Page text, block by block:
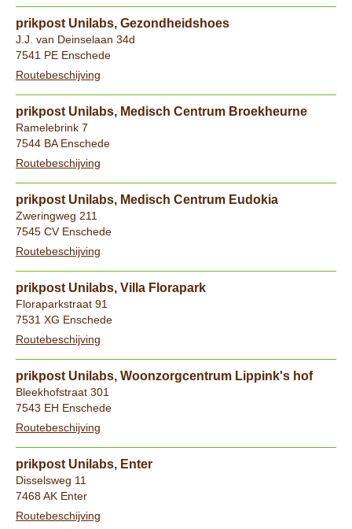
prikpost Unilabs, Gezondheidshoes
J.J. van Deinselaan 34d
7541 PE Enschede
Routebeschijving
prikpost Unilabs, Medisch Centrum Broekheurne
Ramelebrink 7
7544 BA Enschede
Routebeschijving
prikpost Unilabs, Medisch Centrum Eudokia
Zweringweg 211
7545 CV Enschede
Routebeschijving
prikpost Unilabs, Villa Florapark
Floraparkstraat 91
7531 XG Enschede
Routebeschijving
prikpost Unilabs, Woonzorgcentrum Lippink's hof
Bleekhofstraat 301
7543 EH Enschede
Routebeschijving
prikpost Unilabs, Enter
Disselsweg 11
7468 AK Enter
Routebeschijving